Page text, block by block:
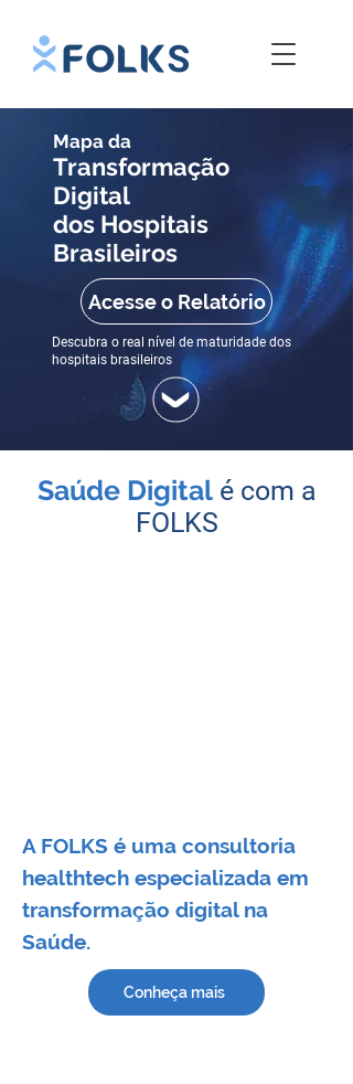
Mapa da
Transformação
Digital
dos Hospitais
Brasileiros
Acesse o Relatório
Descubra o real nível de maturidade dos
hospitais brasileiros
Saúde Digital é com a
FOLKS
A FOLKS é uma consultoria
healthtech especializada em
transformação digital na
Saúde.
Conheça mais